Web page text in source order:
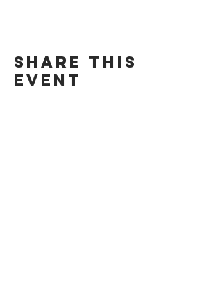
Share this
event